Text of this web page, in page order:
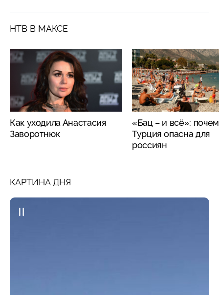
НТВ В МАКСЕ
Как уходила Анастасия
Заворотнюк
«Бац – и всё»:
Турция опасна для
россиян
КАРТИНА ДНЯ